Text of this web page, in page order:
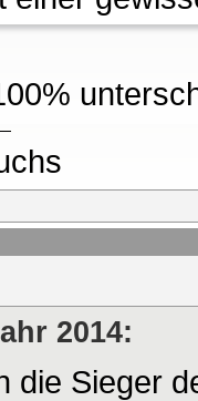
2014:
die Sieger